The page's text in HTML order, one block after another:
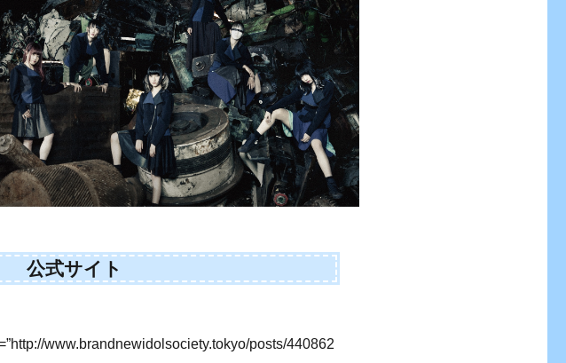
公式サイト
www.brandnewidolsociety.tokyo/posts/440862